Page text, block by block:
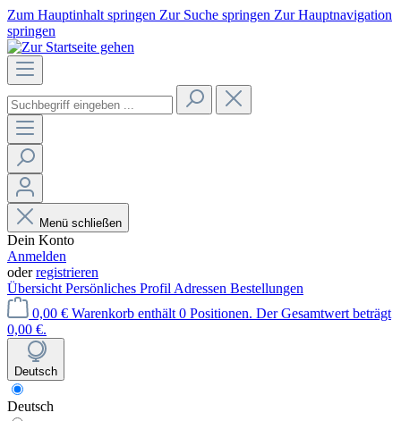
Zum Hauptinhalt springen Zur Suche springen Zur Hauptnavigation
springen
Menü schließen
Dein Konto
Anmelden
oderregistrieren
Übersicht Persönliches Profil Adressen Bestellungen
0,00 € Warenkorb enthält 0 Positionen. Der Gesamtwert beträgt
0,00 €.
Deutsch
Deutsch